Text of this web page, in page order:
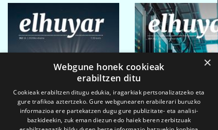
×
Webgune honek cookieak
erabiltzen ditu
Cookieak erabiltzen ditugu edukia, iragarkiak pertsonalizatzeko eta
gure trafikoa aztertzeko. Gure webgunearen erabilerari buruzko
informazioa ere partekatzen dugu gure publizitate- eta analisi-
bazkideekin, zuk eman diezun edo haiek beren zerbitzuak